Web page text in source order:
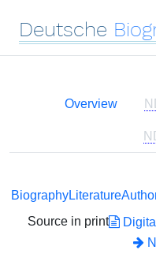
Deutsche
Overview
BiographyLiterature
Source in print